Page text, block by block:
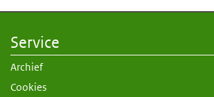
Service
Archief
Cookies